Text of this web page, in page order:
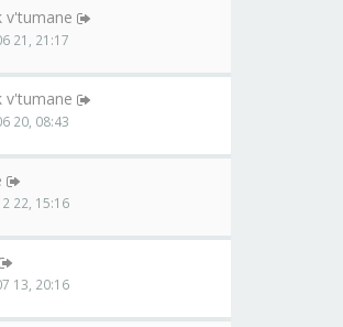
v'tumane
21, 21:17
v'tumane
20, 08:43
22, 15:16
13, 20:16